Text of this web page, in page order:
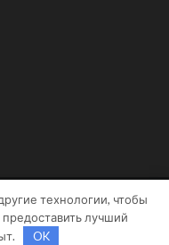
|CoverNewsот AF
технологии, чтобы
лучший
OK